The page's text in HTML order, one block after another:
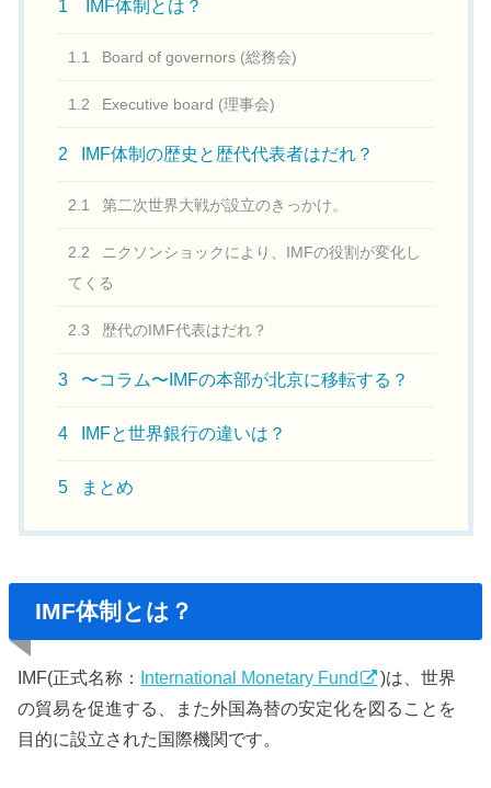
1 IMF体制とは？
1.1 Board of governors (総務会)
1.2 Executive board (理事会)
2 IMF体制の歴史と歴代代表者はだれ？
2.1 第二次世界大戦が設立のきっかけ。
2.2
ニクソンショックにより、IMFの役割が変化し
てくる
2.3 歴代のIMF代表はだれ？
3 〜コラム〜IMFの本部が北京に移転する？
4 IMFと世界銀行の違いは？
5 まとめ
IMF体制とは？
IMF(正式名称： International Monetary Fund
)は、世界
の貿易を促進する、また外国為替の安定化を図ることを
目的に設立された国際機関です。